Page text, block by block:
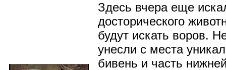
Здесь вчера еще
досторического
будут искать воров.
унесли с места
бивень и часть